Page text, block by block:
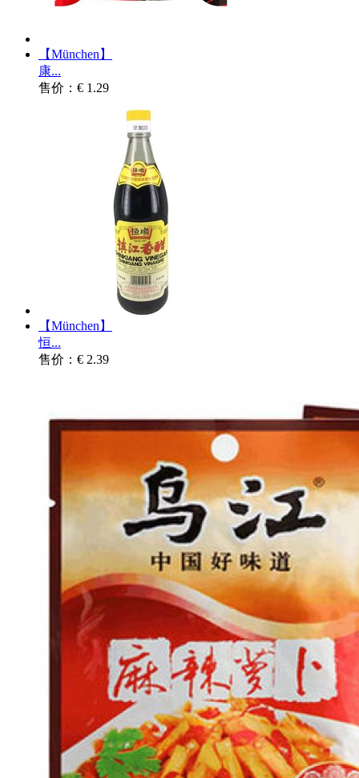
【München】
康...
售价：€ 1.29
【München】
恒...
售价：€ 2.39